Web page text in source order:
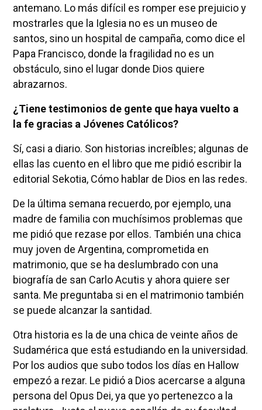
antemano. Lo más difícil es romper ese prejuicio y
mostrarles que la Iglesia no es un museo de
santos, sino un hospital de campaña, como dice el
Papa Francisco, donde la fragilidad no es un
obstáculo, sino el lugar donde Dios quiere
abrazarnos.
¿Tiene testimonios de gente que haya vuelto a
la fe gracias a Jóvenes Católicos?
Sí, casi a diario. Son historias increíbles; algunas de
ellas las cuento en el libro que me pidió escribir la
editorial Sekotia, Cómo hablar de Dios en las redes.
De la última semana recuerdo, por ejemplo, una
madre de familia con muchísimos problemas que
me pidió que rezase por ellos. También una chica
muy joven de Argentina, comprometida en
matrimonio, que se ha deslumbrado con una
biografía de san Carlo Acutis y ahora quiere ser
santa. Me preguntaba si en el matrimonio también
se puede alcanzar la santidad.
Otra historia es la de una chica de veinte años de
Sudamérica que está estudiando en la universidad.
Por los audios que subo todos los días en Hallow
empezó a rezar. Le pidió a Dios acercarse a alguna
persona del Opus Dei, ya que yo pertenezco a la